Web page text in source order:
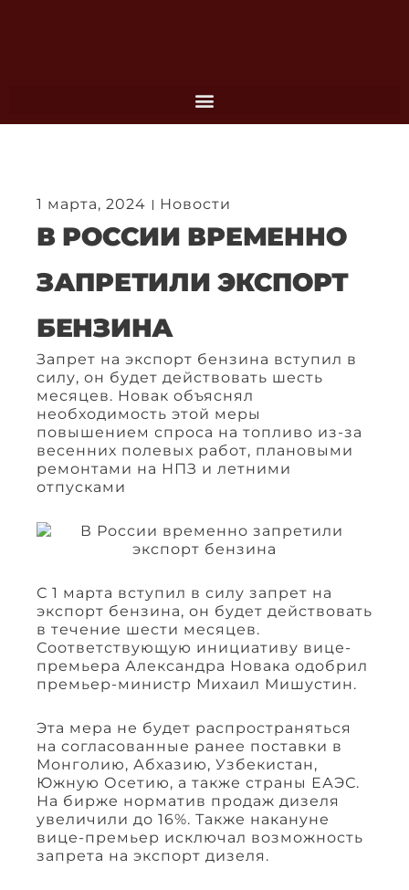
1 марта, 2024 Новости
В РОССИИ ВРЕМЕННО
ЗАПРЕТИЛИ ЭКСПОРТ
БЕНЗИНА
Запрет на экспорт бензина вступил в
силу, он будет действовать шесть
месяцев. Новак объяснял
необходимость этой меры
повышением спроса на топливо из-за
весенних полевых работ, плановыми
ремонтами на НПЗ и летними
отпусками
С 1 марта вступил в силу запрет на
экспорт бензина, он будет действовать
в течение шести месяцев.
Соответствующую инициативу вице-
премьера Александра Новака одобрил
премьер-министр Михаил Мишустин.
Эта мера не будет распространяться
на согласованные ранее поставки в
Монголию, Абхазию, Узбекистан,
Южную Осетию, а также страны ЕАЭС.
На бирже норматив продаж дизеля
увеличили до 16%. Также накануне
вице-премьер исключал возможность
запрета на экспорт дизеля.